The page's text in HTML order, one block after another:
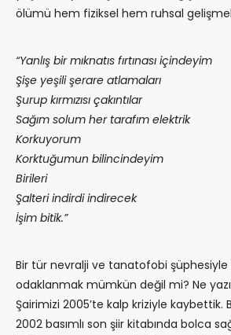
ölümü hem fiziksel hem ruhsal
“Yanlış bir mıknatıs fırtınası içindeyim
Şişe yeşili şerare atlamaları
Şurup kırmızısı çakıntılar
Sağım solum her tarafım elektrik
Korkuyorum
Korktuğumun bilincindeyim
Birileri
Şalteri indirdi indirecek
İşim bitik.”
Bir tür nevralji ve tanatofobi şüphesiyle
odaklanmak mümkün değil mi? Ne
Şairimizi 2005’te kalp kriziyle kaybettik.
2002 basımlı son şiir kitabında bolca